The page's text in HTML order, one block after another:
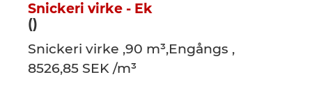
Snickeri virke - Ek
()
Snickeri virke ,90 m³,Engångs ,
8526,85 SEK /m³